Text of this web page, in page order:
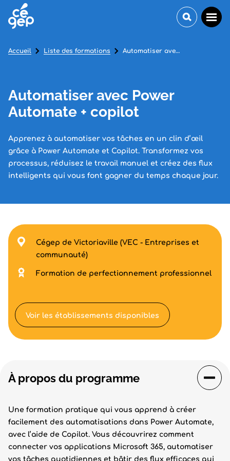
Automatiser avec Power
Automate + copilot
Apprenez à automatiser vos tâches en un clin d’œil
grâce à Power Automate et Copilot. Transformez vos
processus, réduisez le travail manuel et créez des flux
intelligents qui vous font gagner du temps chaque jour.
Accueil Liste des formations Automatiser avec Power Automate + copilot
À propos du programme
Une formation pratique qui vous apprend à créer
facilement des automatisations dans Power Automate,
avec l’aide de Copilot. Vous découvrirez comment
connecter vos applications Microsoft 365, automatiser
vos tâches quotidiennes et bâtir des flux efficaces qui
Cégep de Victoriaville (VEC - Entreprises et
communauté)
Formation de perfectionnement professionnel
Voir les établissements disponibles